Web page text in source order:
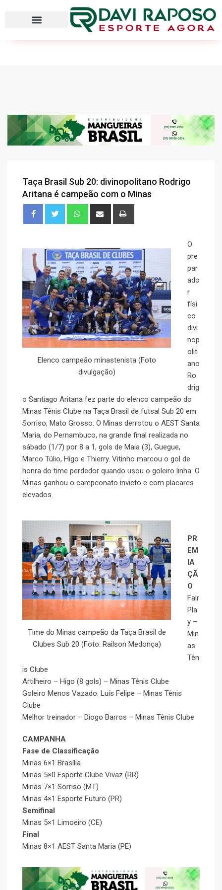
Taça Brasil Sub 20: divinopolitano Rodrigo
Aritana é campeão com o Minas
Elenco campeão minastenista (Foto
divulgação)
O
pre
par
ado
r
físi
co
divi
nop
olit
ano
Ro
drig
o Santiago Aritana fez parte do elenco campeão do
Minas Tênis Clube na Taça Brasil de futsal Sub 20 em
Sorriso, Mato Grosso. O Minas derrotou o AEST Santa
Maria, do Pernambuco, na grande final realizada no
sábado (1/7) por 8 a 1, gols de Maia (3), Guegue,
Marco Túlio, Higo e Thierry. Vitinho marcou o gol de
honra do time perdedor quando usou o goleiro linha. O
Minas ganhou o campeonato invicto e com placares
elevados.
Time do Minas campeão da Taça Brasil de
Clubes Sub 20 (Foto: Railson Medonça)
PR
EM
IA
ÇÃ
O
Fair
Pla
y –
Min
as
Tên
is Clube
Artilheiro – Higo (8 gols) – Minas Tênis Clube
Goleiro Menos Vazado: Luís Felipe – Minas Tênis
Clube
Melhor treinador – Diogo Barros – Minas Tênis Clube
CAMPANHA
Fase de Classificação
Minas 6×1 Brasília
Minas 5×0 Esporte Clube Vivaz (RR)
Minas 7×1 Sorriso (MT)
Minas 4×1 Esporte Futuro (PR)
Semifinal
Minas 5×1 Limoeiro (CE)
Final
Minas 8×1 AEST Santa Maria (PE)